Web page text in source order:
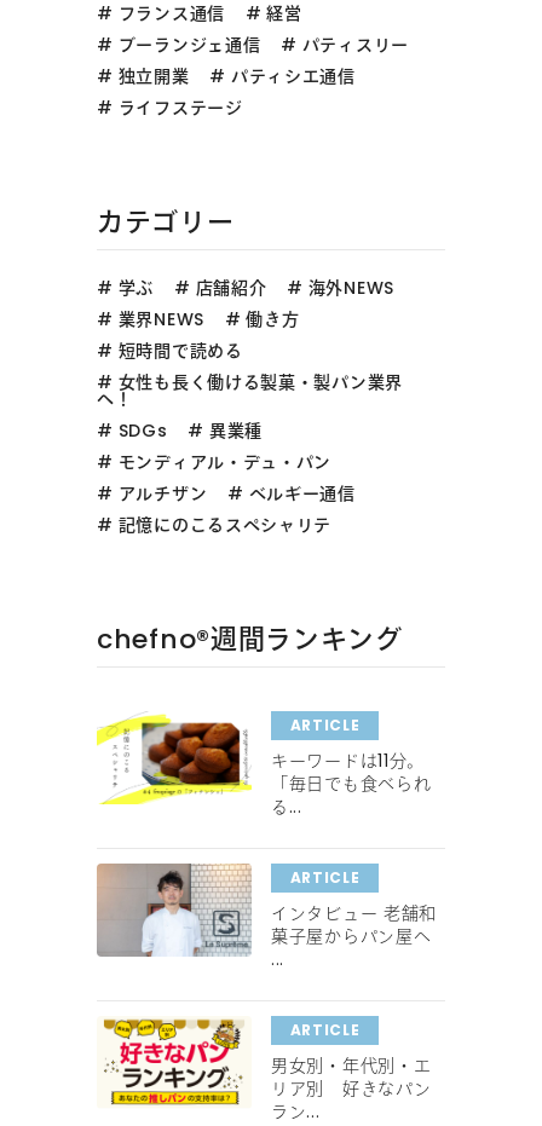
フランス通信
経営
ブーランジェ通信
パティスリー
独立開業
パティシエ通信
ライフステージ
カテゴリー
学ぶ 店舗紹介
海外NEWS
業界NEWS
働き方
短時間で読める
女性も長く働ける製菓・製パン業界
へ！
SDGs
異業種
モンディアル・デュ・パン
アルチザン
ベルギー通信
記憶にのこるスペシャリテ
chefno®︎週間ランキング
ARTICLE
キーワードは11分。
「毎日でも食べられ
る...
ARTICLE
インタビュー 老舗和
菓子屋からパン屋へ
...
ARTICLE
男女別・年代別・エ
リア別 好きなパン
ラン...